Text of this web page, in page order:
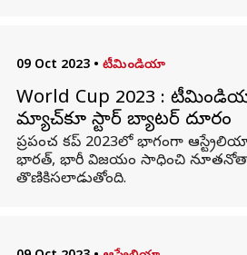
09 Oct 2023 • టీమిండియా
World Cup 2023 :
మ్యాచ్‌కూ స్టార్ బ్యాటర్ దూరం
ప్రపంచ కప్ 2023లో భాగంగా
భారత్, భారీ విజయం సాధించి
తొణికిసలాడుతోంది.